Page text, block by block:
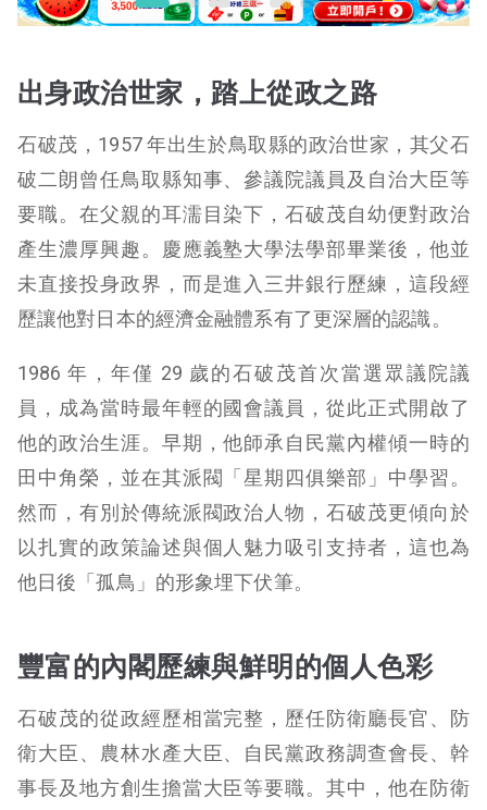
出身政治世家，踏上從政之路
石破茂，1957 年出生於鳥取縣的政治世家，其父石
破二朗曾任鳥取縣知事、參議院議員及自治大臣等
要職。在父親的耳濡目染下，石破茂自幼便對政治
產生濃厚興趣。慶應義塾大學法學部畢業後，他並
未直接投身政界，而是進入三井銀行歷練，這段經
歷讓他對日本的經濟金融體系有了更深層的認識。
1986 年，年僅 29 歲的石破茂首次當選眾議院議
員，成為當時最年輕的國會議員，從此正式開啟了
他的政治生涯。早期，他師承自民黨內權傾一時的
田中角榮，並在其派閥「星期四俱樂部」中學習。
然而，有別於傳統派閥政治人物，石破茂更傾向於
以扎實的政策論述與個人魅力吸引支持者，這也為
他日後「孤鳥」的形象埋下伏筆。
豐富的內閣歷練與鮮明的個人色彩
石破茂的從政經歷相當完整，歷任防衛廳長官、防
衛大臣、農林水產大臣、自民黨政務調查會長、幹
事長及地方創生擔當大臣等要職。其中，他在防衛